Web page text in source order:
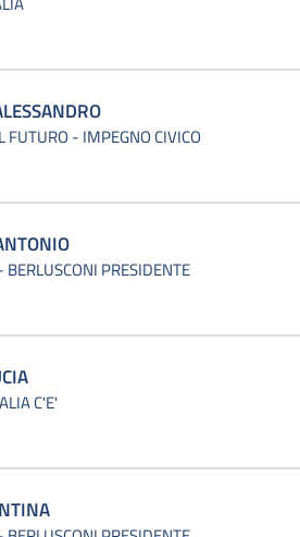
FUTURO - IMPEGNO CIVICO
PRESIDENTE
C'E'